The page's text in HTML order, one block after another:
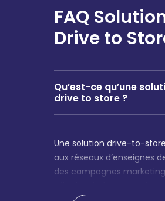
FAQ
Drive to
Qu’est-ce qu’une
drive to store ?
Une solutiondrive-to-store
aux réseaux d’enseignes
des campagnes